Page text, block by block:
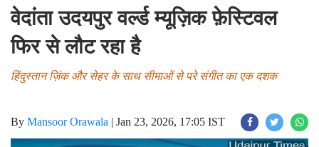
वेदांता उदयपुर वर्ल्ड म्यूज़िक फ़ेस्टिवल
फिर से लौट रहा है
हिंदुस्तान ज़िंक और सेहर के साथ सीमाओं से परे संगीत का एक दशक
By Mansoor Orawala | Jan 23, 2026, 17:05 IST